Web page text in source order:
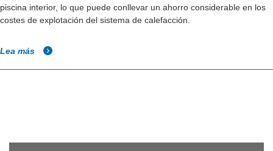
piscina interior, lo que puede conllevar un ahorro considerable en los
costes de explotación del sistema de calefacción.
Lea más